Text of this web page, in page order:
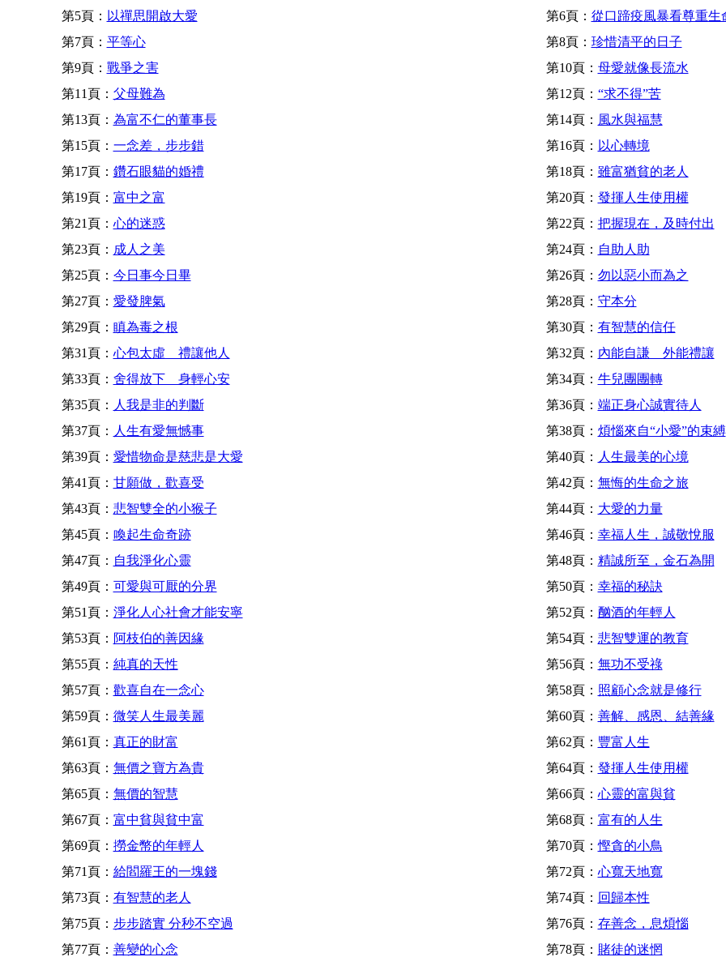
第5頁： 以禪思開啟大愛 第6頁： 從口蹄疫風暴看尊重生
第7頁： 平等心 第8頁： 珍惜清平的日子
第9頁： 戰爭之害 第10頁： 母愛就像長流水
第11頁： 父母難為 第12頁： “求不得”苦
第13頁： 為富不仁的董事長 第14頁： 風水與福慧
第15頁： 一念差，步步錯 第16頁： 以心轉境
第17頁： 鑽石眼貓的婚禮 第18頁： 雖富猶貧的老人
第19頁： 富中之富 第20頁： 發揮人生使用權
第21頁： 心的迷惑 第22頁： 把握現在，及時付出
第23頁： 成人之美 第24頁： 自助人助
第25頁： 今日事今日畢 第26頁： 勿以惡小而為之
第27頁： 愛發脾氣 第28頁： 守本分
第29頁： 瞋為毒之根 第30頁： 有智慧的信任
第31頁： 心包太虛 禮讓他人 第32頁： 內能自謙 外能禮讓
第33頁： 舍得放下 身輕心安 第34頁： 牛兒團團轉
第35頁： 人我是非的判斷 第36頁： 端正身心誠實待人
第37頁： 人生有愛無憾事 第38頁： 煩惱來自“小愛”的束縛
第39頁： 愛惜物命是慈悲是大愛 第40頁： 人生最美的心境
第41頁： 甘願做，歡喜受 第42頁： 無悔的生命之旅
第43頁： 悲智雙全的小猴子 第44頁： 大愛的力量
第45頁： 喚起生命奇跡 第46頁： 幸福人生，誠敬悅服
第47頁： 自我淨化心靈 第48頁： 精誠所至，金石為開
第49頁： 可愛與可厭的分界 第50頁： 幸福的秘訣
第51頁： 淨化人心社會才能安寧 第52頁： 酗酒的年輕人
第53頁： 阿枝伯的善因緣 第54頁： 悲智雙運的教育
第55頁： 純真的天性 第56頁： 無功不受祿
第57頁： 歡喜自在一念心 第58頁： 照顧心念就是修行
第59頁： 微笑人生最美麗 第60頁： 善解、感恩、結善緣
第61頁： 真正的財富 第62頁： 豐富人生
第63頁： 無價之寶方為貴 第64頁： 發揮人生使用權
第65頁： 無價的智慧 第66頁： 心靈的富與貧
第67頁： 富中貧與貧中富 第68頁： 富有的人生
第69頁： 撈金幣的年輕人 第70頁：慳貪的小鳥
第71頁： 給閻羅王的一塊錢 第72頁： 心寬天地寬
第73頁： 有智慧的老人 第74頁： 回歸本性
第75頁： 步步踏實 分秒不空過 第76頁： 存善念，息煩惱
第77頁： 善變的心念 第78頁： 賭徒的迷惘